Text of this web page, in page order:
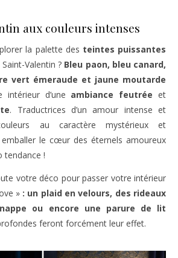
aux couleurs intenses
la palette des teintes puissantes
Valentin ? Bleu paon, bleu canard,
vert émeraude et jaune moutarde
intérieur d’une ambiance feutrée et
. Traductrices d’un amour intense et
au caractère mystérieux et
le cœur des éternels amoureux
tendance !
votre déco pour passer votre intérieur
» : un plaid en velours, des rideaux
ou encore une parure de lit
feront forcément leur effet.